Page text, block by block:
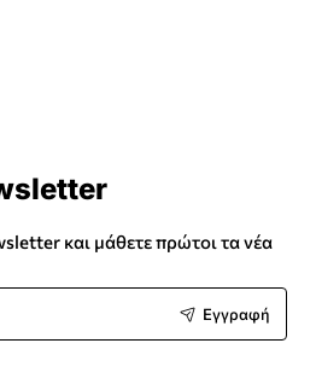
και μάθετε πρώτοι τα νέα
Εγγραφή